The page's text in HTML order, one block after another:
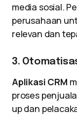
media sosial.
perusahaan
relevan dan
3.
Aplikasi CRM
proses
up dan